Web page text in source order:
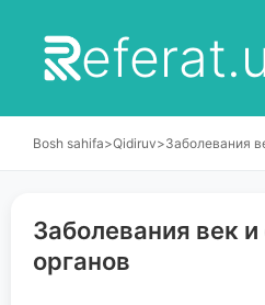
Bosh sahifa>Qidiruv>Заболевания
Заболевания век
органов